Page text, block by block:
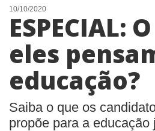
NOTÍCIAS
LISTA DIGITAL
CONTATO
ANUNCIE
10/10/2020
ESPECIAL:
eles
educação?
Saiba o que os
propõe para a educação